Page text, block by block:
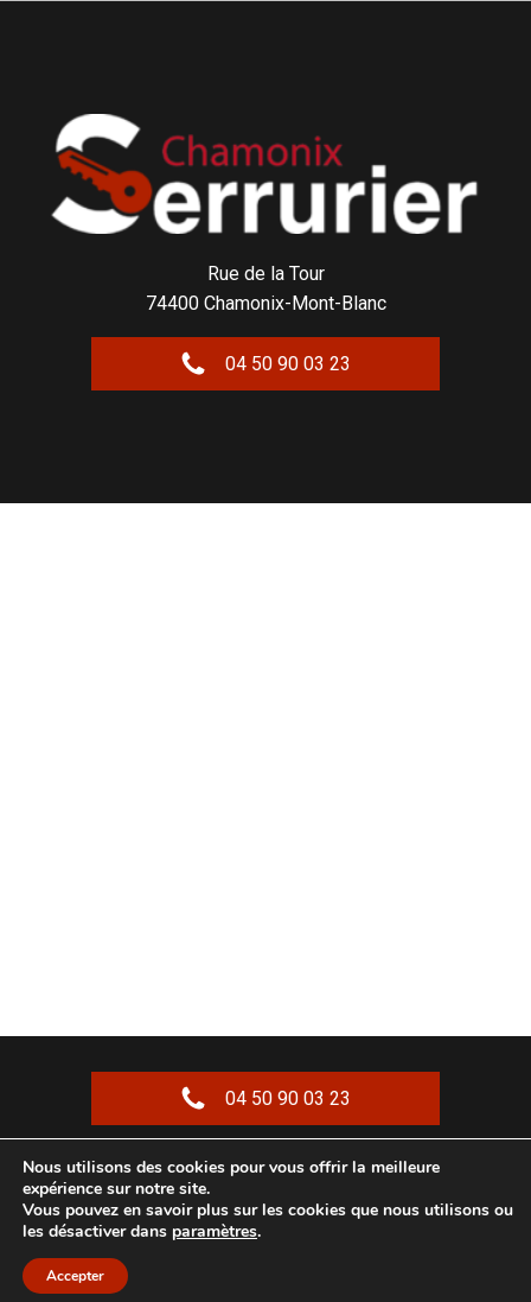
Rue de la Tour
74400 Chamonix-Mont-Blanc
04 50 90 03 23
04 50 90 03 23
Copyright © 2023 |
légales
Nous utilisons des cookies pour vous offrir la meilleure
expérience sur notre site.
Vous pouvez en savoir plus sur les cookies que nous utilisons ou
les désactiver dans paramètres.
Accepter